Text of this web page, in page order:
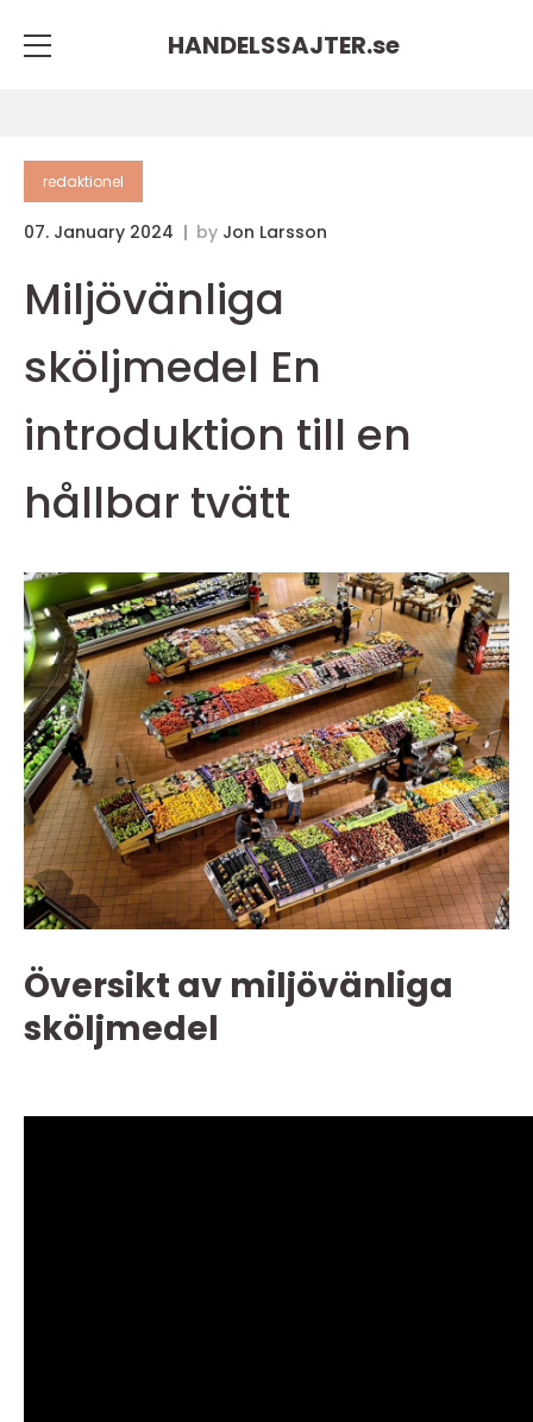
HANDELSSAJTER.se
redaktionel
07. January 2024 by Jon Larsson
Miljövänliga
sköljmedel En
introduktion till en
hållbar tvätt
Översikt av miljövänliga
sköljmedel